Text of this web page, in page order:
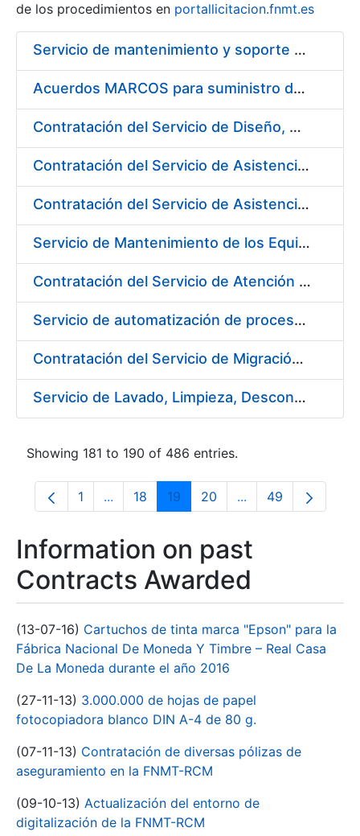
Show/Hide
de los procedimientos en portallicitacion.fnmt.es
Servicio de mantenimiento y soporte Sistema SIEM
Acuerdos MARCOS para suministro de material de ferretería
Contratación del Servicio de Diseño, Construcción, Montaje y Desmontaje de Stands para diferentes Ferias y Jornadas Nacionales e Internacionales
Contratación del Servicio de Asistencia Técnica en Obras Menores para Fábrica de Papel
Contratación del Servicio de Asistencia Técnica Mecánica para Fábrica de Papel de Burgos
Servicio de Mantenimiento de los Equipos de Transporte de Cargas y Elevación para Fábrica de Papel
Contratación del Servicio de Atención al Público en la Tienda del Museo Casa de la Moneda, de la Fábrica Nacional de Moneda y Timbre-Real Casa de la Moneda
Servicio de automatización de procesos, de la Fábrica Nacional de Moneda y Timbre-Real Casa de la Moneda
Contratación del Servicio de Migración del Sistema ACSFE a Opentext
Servicio de Lavado, Limpieza, Descontaminación y Desinfección de la Ropa de Trabajo del Personal de la FNMT-RCM
Showing 181 to 190 of 486 entries.
Page
1 ...Intermediate Pages Use TAB to navigate.
Page
18 Page
19 Page
20 ...Intermediate
Page
49
Information on past
Contracts Awarded
(13-07-16) Cartuchos de tinta marca "Epson" para la
Fábrica Nacional De Moneda Y Timbre – Real Casa
De La Moneda durante el año 2016
(27-11-13) 3.000.000 de hojas de papel
fotocopiadora blanco DIN A-4 de 80 g.
(07-11-13) Contratación de diversas pólizas de
aseguramiento en la FNMT-RCM
(09-10-13) Actualización del entorno de
digitalización de la FNMT-RCM